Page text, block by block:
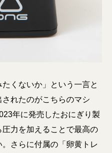
たくないか」という一言と
れたのがこちらのマシ
年に発売したおにぎり製
力を加えることで最高の
さらに付属の「卵黄トレ